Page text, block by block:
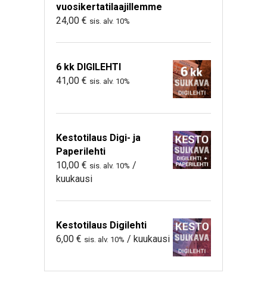
vuosikertatilaajillemme
24,00 € sis. alv. 10%
6 kk DIGILEHTI
41,00 € sis. alv. 10%
Kestotilaus Digi- ja
Paperilehti
10,00 € sis. alv. 10% /
kuukausi
Kestotilaus Digilehti
6,00 € sis. alv. 10% / kuukausi